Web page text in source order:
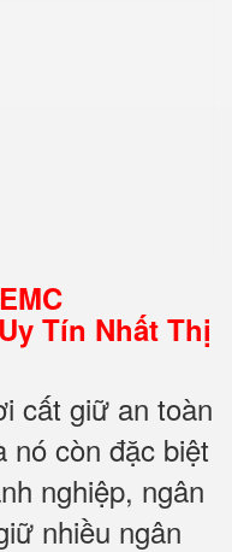
Tín Nhất Thị
cất giữ an toàn
nó còn đặc biệt
nghiệp, ngân
nhiều ngân